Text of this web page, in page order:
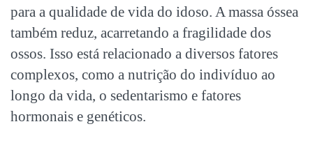
para a qualidade de vida do idoso. A massa óssea
também reduz, acarretando a fragilidade dos
ossos. Isso está relacionado a diversos fatores
complexos, como a nutrição do indivíduo ao
longo da vida, o sedentarismo e fatores
hormonais e genéticos.